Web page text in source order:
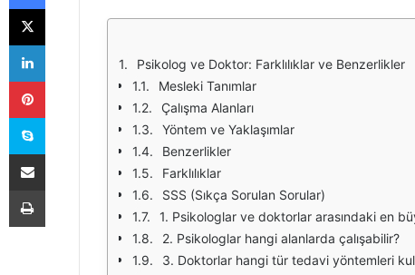
Psikolog ve Doktor: Farklılıklar ve Benzerlikler
Mesleki Tanımlar
Çalışma Alanları
Yöntem ve Yaklaşımlar
Benzerlikler
Farklılıklar
SSS (Sıkça Sorulan Sorular)
1. Psikologlar ve doktorlar arasındaki en
2. Psikologlar hangi alanlarda çalışabilir?
3. Doktorlar hangi tür tedavi yöntemleri
X
LinkedIn
Pinterest
Skype
E-Posta ile paylaş